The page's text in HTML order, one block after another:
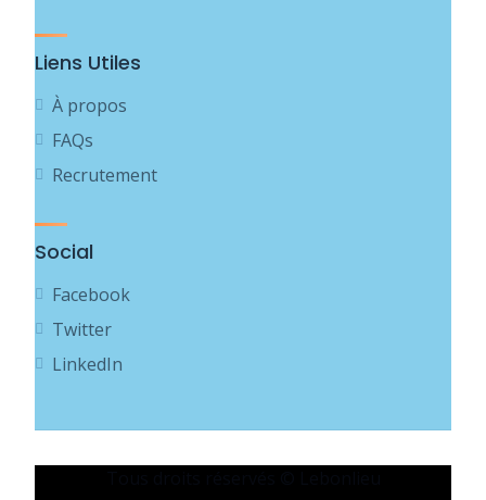
Liens Utiles
À propos
FAQs
Recrutement
Social
Facebook
Twitter
LinkedIn